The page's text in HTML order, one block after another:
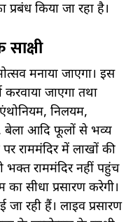
किया जा रहा है।
मनाया जाएगा। इस
करवाया जाएगा तथा
निलयम,
बेला आदि फूलों से भव्य
राममंदिर में लाखों की
राममंदिर नहीं पहुंच
का सीधा प्रसारण करेगी।
रही हैं। लाइव प्रसारण